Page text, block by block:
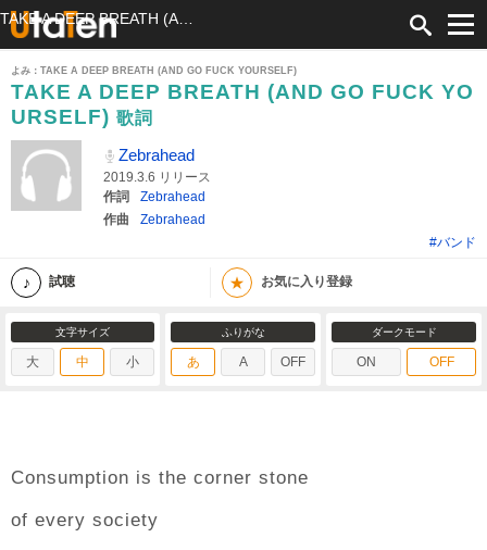
よみ：TAKE A DEEP BREATH (AND GO FUCK YOURSELF)
TAKE A DEEP BREATH (AND GO FUCK YO
URSELF) 歌詞
Zebrahead
2019.3.6 リリース
作詞
Zebrahead
作曲
Zebrahead
#バンド
試聴 ★ お気に入り登録
文字サイズ
大 中 小
ふりがな
あ A OFF
ダークモード
ON OFF
Consumption is the corner stone
of every society